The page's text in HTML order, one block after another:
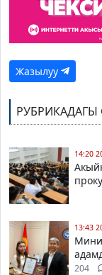
Жазылуу
РУБРИКАДАГЫ
14:20
13:43
204